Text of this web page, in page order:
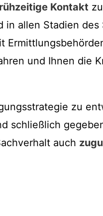
Kontakt
in allen Stadien
und Ihnen die
zu
schließlich
auch